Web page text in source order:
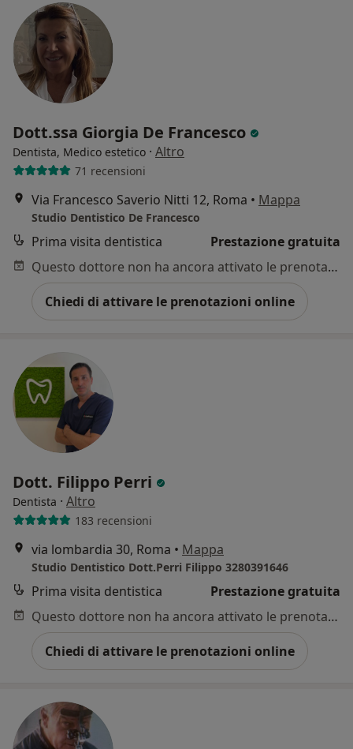
Dott.ssa Giorgia De Francesco
Dentista, Medico estetico · Altro
71 recensioni
Via Francesco Saverio Nitti 12, Roma • Mappa
Studio Dentistico De Francesco
Prima visita dentistica
Prestazione gratuita
Questo dottore non ha ancora attivato le prenotazioni online presso questo indirizzo.
Chiedi di attivare le prenotazioni online
Dott. Filippo Perri
Dentista · Altro
183 recensioni
via lombardia 30, Roma • Mappa
Studio Dentistico Dott.Perri Filippo 3280391646
Prima visita dentistica
Prestazione gratuita
Questo dottore non ha ancora attivato le prenotazioni online presso questo indirizzo.
Chiedi di attivare le prenotazioni online